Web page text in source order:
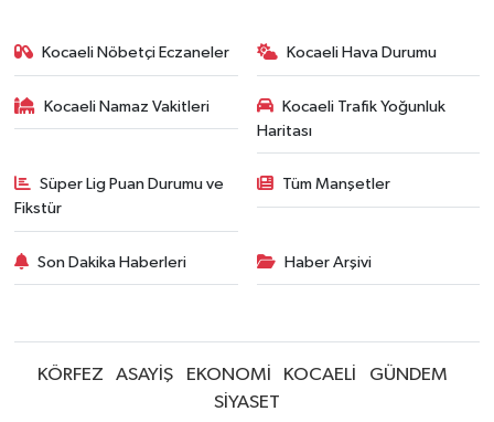
Kocaeli Nöbetçi Eczaneler Kocaeli Hava Durumu
Kocaeli Namaz Vakitleri
Kocaeli Trafik Yoğunluk
Haritası
Süper Lig Puan Durumu ve
Fikstür
Tüm Manşetler
Son Dakika Haberleri Haber Arşivi
KÖRFEZ ASAYİŞ EKONOMİ KOCAELİ
GÜNDEM
SİYASET